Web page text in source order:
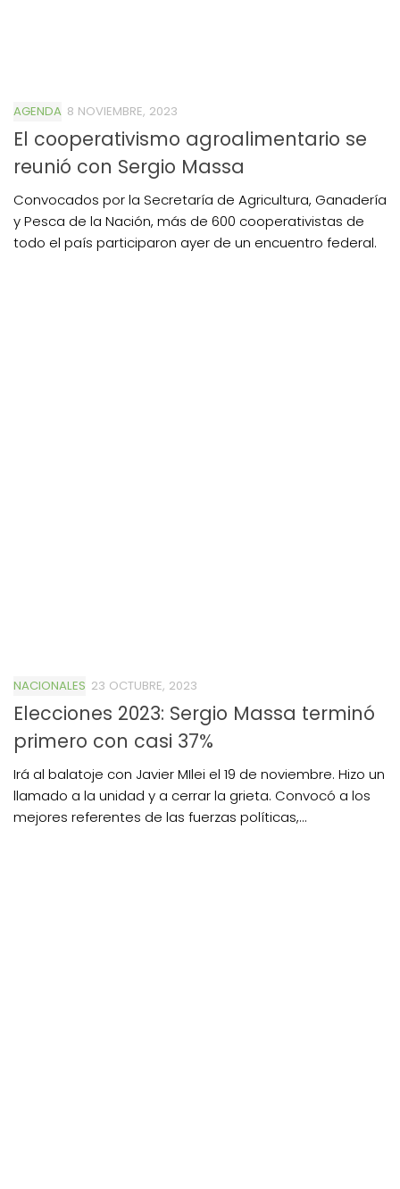
AGENDA 8 NOVIEMBRE, 2023
El cooperativismo agroalimentario se
reunió con Sergio Massa
Convocados por la Secretaría de Agricultura, Ganadería
y Pesca de la Nación, más de 600 cooperativistas de
todo el país participaron ayer de un encuentro federal.
NACIONALES 23 OCTUBRE, 2023
Elecciones 2023: Sergio Massa terminó
primero con casi 37%
Irá al balatoje con Javier MIlei el 19 de noviembre. Hizo un
llamado a la unidad y a cerrar la grieta. Convocó a los
mejores referentes de las fuerzas políticas,...